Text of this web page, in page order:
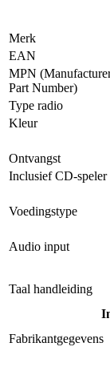
Merk
EAN
MPN
Part Number)
Type radio
Kleur
Ontvangst
Inclusief CD-speler
Voedingstype
Audio input
Taal handleiding
Fabrikantgegevens